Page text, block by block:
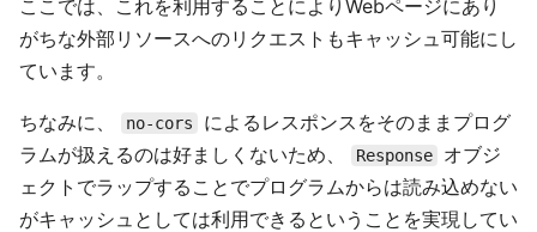
ここでは、これを利用することによりWebページにあり
がちな外部リソースへのリクエストもキャッシュ可能にし
ています。
ちなみに、 no-cors
によるレスポンスをそのままプログ
ラムが扱えるのは好ましくないため、
Response
オブジ
ェクトでラップすることでプログラムからは読み込めない
がキャッシュとしては利用できるということを実現してい